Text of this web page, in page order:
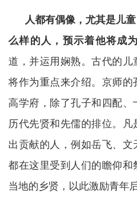
人都有偶像，尤其是儿童
么样的人，预示着他将成
道，并运用娴熟。古代的儿
将作为重点来介绍。京师
高学府，除了孔子和四配
历代先贤和先儒的排位。
出贡献的人，例如岳飞、文
都在这里受到人们的瞻仰
当地的乡贤，以此激励青年